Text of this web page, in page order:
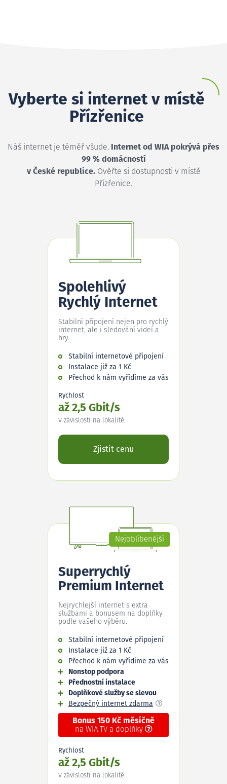
Vyberte si internet v místě
Přízřenice
Náš internet je téměř všude. Internet od WIA pokrývá přes
99 % domácností
v České republice.Ověřte si dostupnosti v místě
Přízřenice.
Spolehlivý
Rychlý Internet
Stabilní připojení nejen pro rychlý
internet, ale i sledování videí a
hry.
Stabilní internetové připojení
Instalace již za 1 Kč
Přechod k nám vyřídíme za vás
Rychlost
až 2,5 Gbit/s
V závislosti na lokalitě.
Zjistit cenu
Nejoblíbenější
Superrychlý
Premium Internet
Nejrychlejší internet s extra
službami a bonusem na doplňky
podle vašeho výběru.
Stabilní internetové připojení
Instalace již za 1 Kč
Přechod k nám vyřídíme za vás
Nonstop podpora
Přednostní instalace
Doplňkové služby se slevou
Bezpečný internet zdarma
Bonus 150 Kč měsíčně
na WIA TV a doplňky
Rychlost
až 2,5 Gbit/s
V závislosti na lokalitě.